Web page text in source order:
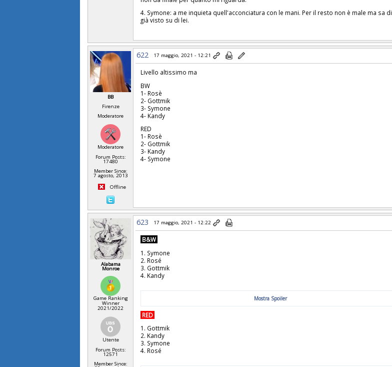
4. Symone: a me inquieta quell'acconciatura con le mani. Per il resto non è male ma sa di
già visto su di lei.
BB
Firenze
Moderatore
Moderatore
Forum Posts:
17480
Member Since:
7 agosto, 2013
Offline
622 17 maggio, 2021 - 12:21
Livello altissimo ma
BW
1- Rosè
2- Gottmik
3- Symone
4- Kandy
RED
1- Rosè
2- Gottmik
3- Kandy
4- Symone
Alabama
Monroe
Game Ranking
Winner
2021/2022
Utente
Forum Posts:
12571
Member Since:
623 17 maggio, 2021 - 12:22
B&W
1. Symone
2. Rosé
3. Gottmik
4. Kandy
Mostra Spoiler
RED
1. Gottmik
2. Kandy
3. Symone
4. Rosé